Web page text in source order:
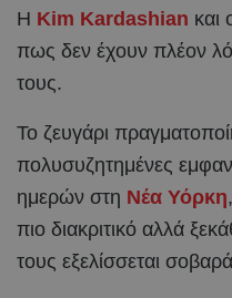
Η Kim Kardashian και
πως δεν έχουν πλέον
τους.
Το ζευγάρι
πολυσυζητημένες
ημερών στη Νέα Υόρκη
πιο διακριτικό αλλά
τους εξελίσσεται